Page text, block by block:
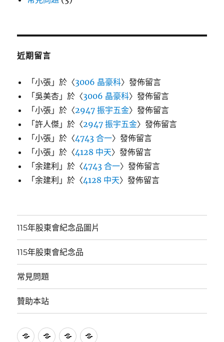
近期留言
「小張 」於〈3006 晶豪科〉發佈留言
「吳美杏 」於〈3006 晶豪科〉發佈留言
「小張 」於〈2947 振宇五金〉發佈留言
「許人傑 」於〈2947 振宇五金〉發佈留言
「小張 」於〈4743 合一〉發佈留言
「小張 」於〈4128 中天〉發佈留言
「余建利 」於〈4743 合一〉發佈留言
「余建利 」於〈4128 中天〉發佈留言
115年股東會紀念品圖片
115年股東會紀念品
常見問題
贊助本站
115 115 常 贊